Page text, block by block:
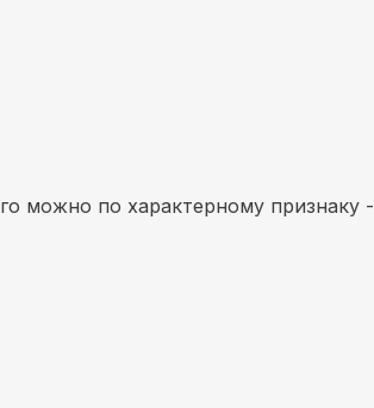
можно по характерному признаку -